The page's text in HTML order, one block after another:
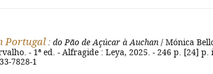
Portugal : do Pão de Açúcar à Auchan / Mónica
- 1ª ed. - Alfragide : Leya, 2025. - 246 p. [24] p.
7828-1